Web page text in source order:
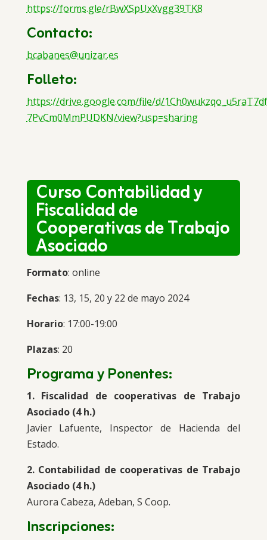
https://forms.gle/rBwXSpUxXvgg39TK8
Contacto:
bcabanes@unizar.es
Folleto:
https://drive.google.com/file/d/
7PvCm0MmPUDKN/view?usp=sharing
Curso Contabilidad y
Fiscalidad de
Cooperativas de Trabajo
Asociado
Formato: online
Fechas: 13, 15, 20 y 22 de mayo 2024
Horario: 17:00-19:00
Plazas: 20
Programa y Ponentes:
1. Fiscalidad de cooperativas de Trabajo
Asociado (4 h.)
Javier Lafuente, Inspector de Hacienda del
Estado.
2. Contabilidad de cooperativas de Trabajo
Asociado (4 h.)
Aurora Cabeza, Adeban, S Coop.
Inscripciones: